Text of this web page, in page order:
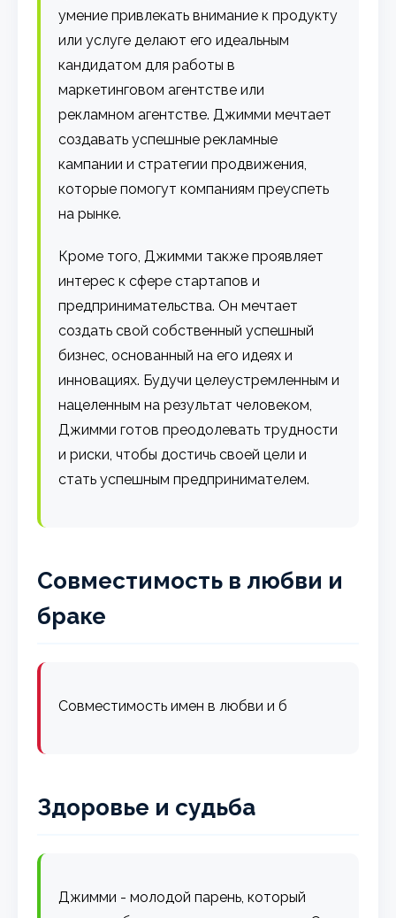
умение привлекать внимание к продукту
или услуге делают его идеальным
кандидатом для работы в
маркетинговом агентстве или
рекламном агентстве. Джимми мечтает
создавать успешные рекламные
кампании и стратегии продвижения,
которые помогут компаниям преуспеть
на рынке.
Кроме того, Джимми также проявляет
интерес к сфере стартапов и
предпринимательства. Он мечтает
создать свой собственный успешный
бизнес, основанный на его идеях и
инновациях. Будучи целеустремленным и
нацеленным на результат человеком,
Джимми готов преодолевать трудности
и риски, чтобы достичь своей цели и
стать успешным предпринимателем.
Совместимость в любви и
браке
Совместимость имен в любви и б
Здоровье и судьба
Джимми - молодой парень, который